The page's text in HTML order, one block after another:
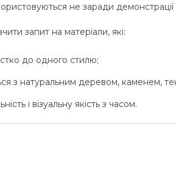
не заради
запит на матеріали, які:
до одного стилю;
з натуральним деревом, каменем,
і візуальну якість з часом.